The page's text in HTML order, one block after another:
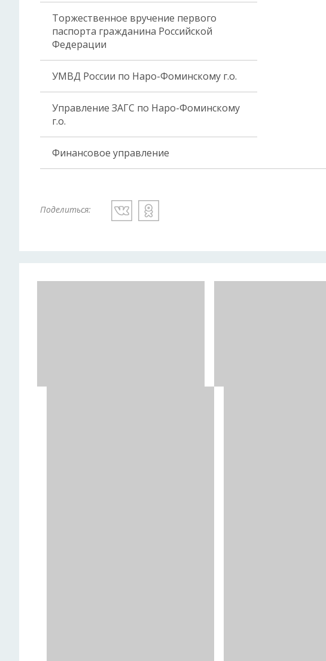
Торжественное вручение первого
паспорта гражданина Российской
Федерации
УМВД России по Наро-Фоминскому г.о.
Управление ЗАГС по Наро-Фоминскому
г.о.
Финансовое управление
Поделиться: